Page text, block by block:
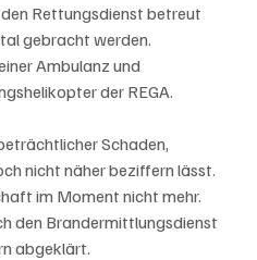
Rettungsdienst betreut
gebracht werden.
Ambulanz und
der REGA.
Schaden,
nicht näher beziffern lässt.
im Moment nicht mehr.
den Brandermittlungsdienst
abgeklärt.